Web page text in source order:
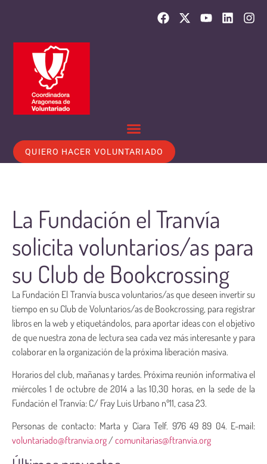
QUIERO HACER VOLUNTARIADO
La Fundación el Tranvía
solicita voluntarios/as para
su Club de Bookcrossing
La Fundación El Tranvía busca voluntarios/as que deseen invertir su
tiempo en su Club de Voluntarios/as de Bookcrossing, para registrar
libros en la web y etiquetándolos, para aportar ideas con el objetivo
de que nuestra zona de lectura sea cada vez más interesante y para
colaborar en la organización de la próxima liberación masiva.
Horarios del club, mañanas y tardes. Próxima reunión informativa el
miércoles 1 de octubre de 2014 a las 10,30 horas, en la sede de la
Fundación el Tranvía: C/ Fray Luis Urbano nº11, casa 23.
Personas de contacto: Marta y Ciara Telf. 976 49 89 04. E-mail:
voluntariado@ftranvia.org/ comunitarias@ftranvia.org